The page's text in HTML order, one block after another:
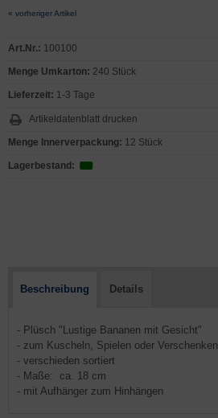
« vorheriger Artikel
Art.Nr.: 100100
Menge Umkarton: 240 Stück
Lieferzeit: 1-3 Tage
Artikeldatenblatt drucken
Menge Innerverpackung: 12 Stück
Lagerbestand:
Beschreibung Details
- Plüsch "Lustige Bananen mit Gesicht"
- zum Kuscheln, Spielen oder Verschenken
- verschieden sortiert
- Maße: ca. 18 cm
- mit Aufhänger zum Hinhängen